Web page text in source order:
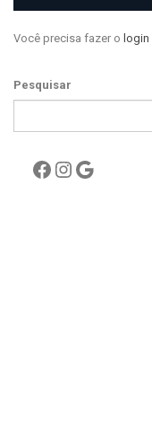
Você precisa fazer o login
Pesquisar
Facebook
Instagram
Google